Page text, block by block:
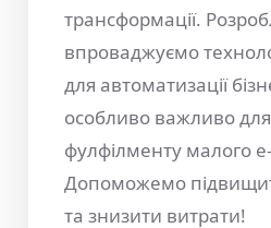
трансформації.
впроваджуємо
для автоматизації
особливо важливо для
фулфілменту малого
Допоможемо
та знизити витрати!